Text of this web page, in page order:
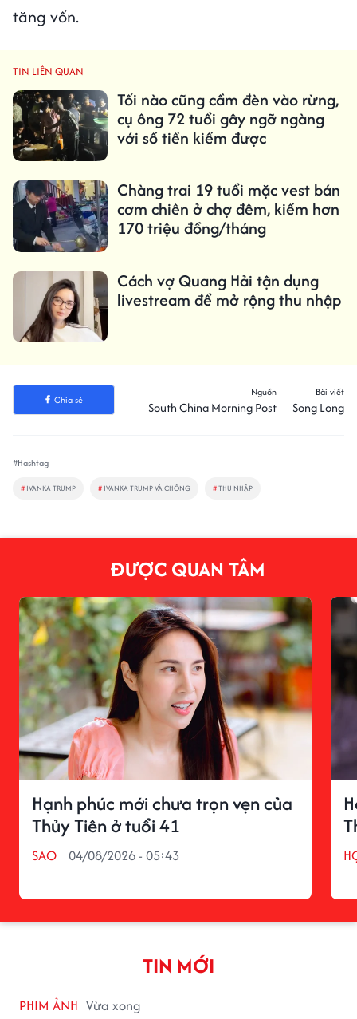
tăng vốn.
TIN LIÊN QUAN
Tối nào cũng cầm đèn vào rừng,
cụ ông 72 tuổi gây ngỡ ngàng
với số tiền kiếm được
Chàng trai 19 tuổi mặc vest bán
cơm chiên ở chợ đêm, kiếm hơn
170 triệu đồng/tháng
Cách vợ Quang Hải tận dụng
livestream để mở rộng thu nhập
Chia sẻ
Nguồn
South China Morning Post
Bài viết
Song Long
#Hashtag
# IVANKA TRUMP # IVANKA TRUMP VÀ CHỒNG #THU NHẬP
ĐƯỢC QUAN TÂM
Hạnh phúc mới chưa trọn vẹn của
Thủy Tiên ở tuổi 41
SAO 04/08/2026 - 05:43
TIN MỚI
PHIM ẢNH Vừa xong